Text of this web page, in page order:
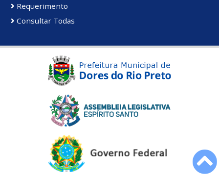
Requerimento
Consultar Todas